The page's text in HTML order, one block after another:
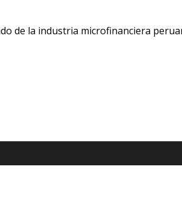
de la industria microfinanciera